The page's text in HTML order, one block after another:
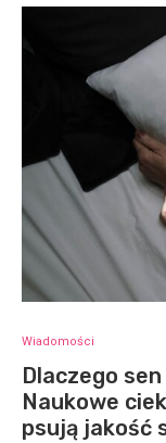
Wiadomości
Dlaczego
Naukowe
psują jakość